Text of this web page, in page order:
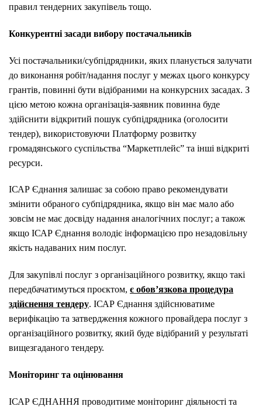
правил тендерних закупівель тощо.
Конкурентні засади вибору постачальників
Усі постачальники/субпідрядники, яких планується залучати
до виконання робіт/надання послуг у межах цього конкурсу
грантів, повинні бути відібраними на конкурсних засадах. З
цією метою кожна організація-заявник повинна буде
здійснити відкритий пошук субпідрядника (оголосити
тендер), використовуючи Платформу розвитку
громадянського суспільства “Маркетплейс” та інші відкриті
ресурси.
ІСАР Єднання залишає за собою право рекомендувати
змінити обраного субпідрядника, якщо він має мало або
зовсім не має досвіду надання аналогічних послуг; а також
якщо ІСАР Єднання володіє інформацією про незадовільну
якість надаваних ним послуг.
Для закупівлі послуг з організаційного розвитку, якщо такі
передбачатимуться проєктом, є обов’язкова процедура
здійснення тендеру. ІСАР Єднання здійснюватиме
верифікацію та затвердження кожного провайдера послуг з
організаційного розвитку, який буде відібраний у результаті
вищезгаданого тендеру.
Моніторинг та оцінювання
ІСАР ЄДНАННЯ проводитиме моніторинг діяльності та